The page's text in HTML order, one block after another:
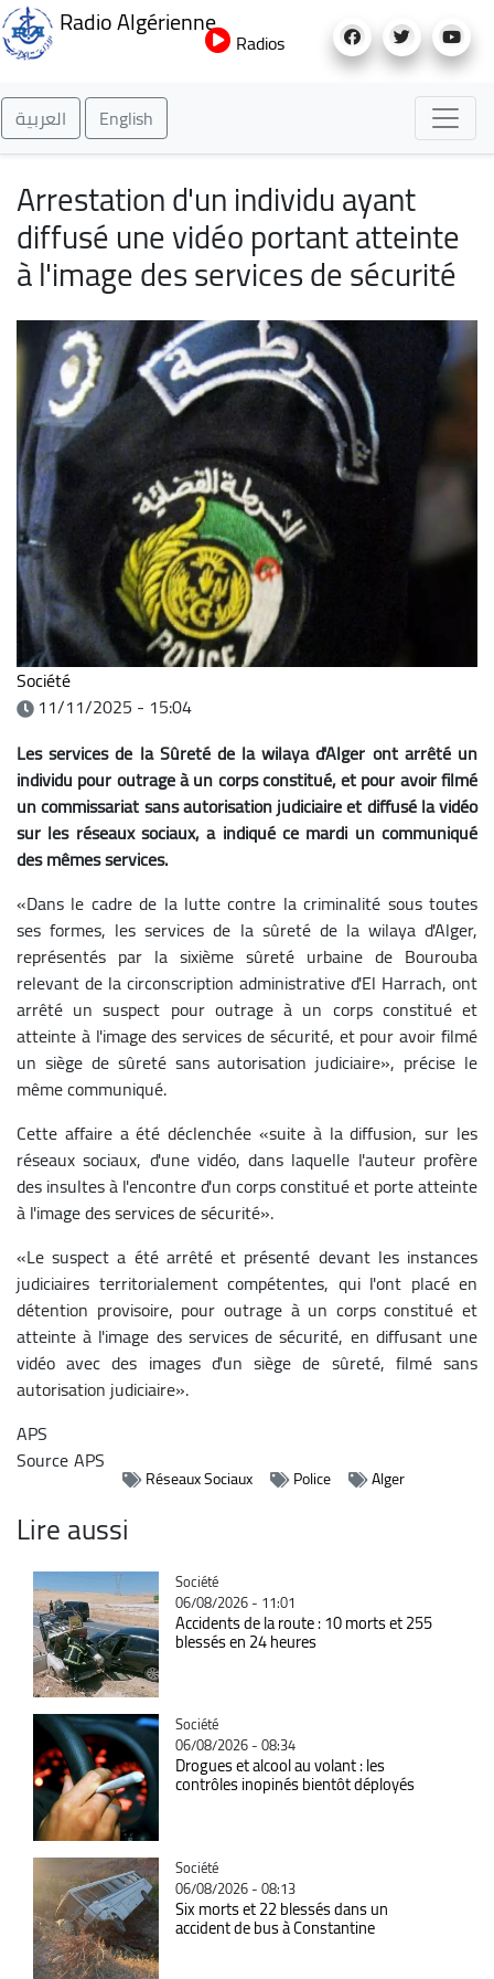
au
Radio Algérienne
Radios
العربية English
Arrestation d'un individu ayant
diffusé une vidéo portant atteinte
à l'image des services de sécurité
Société
11/11/2025 - 15:04
Les services de la Sûreté de la wilaya d'Alger ont arrêté un
individu pour outrage à un corps constitué, et pour avoir filmé
un commissariat sans autorisation judiciaire et diffusé la vidéo
sur les réseaux sociaux, a indiqué ce mardi un communiqué
des mêmes services.
«Dans le cadre de la lutte contre la criminalité sous toutes
ses formes, les services de la sûreté de la wilaya d'Alger,
représentés par la sixième sûreté urbaine de Bourouba
relevant de la circonscription administrative d'El Harrach, ont
arrêté un suspect pour outrage à un corps constitué et
atteinte à l'image des services de sécurité, et pour avoir filmé
un siège de sûreté sans autorisation judiciaire», précise le
même communiqué.
Cette affaire a été déclenchée «suite à la diffusion, sur les
réseaux sociaux, d'une vidéo, dans laquelle l'auteur profère
des insultes à l'encontre d'un corps constitué et porte atteinte
à l'image des services de sécurité».
«Le suspect a été arrêté et présenté devant les instances
judiciaires territorialement compétentes, qui l'ont placé en
détention provisoire, pour outrage à un corps constitué et
atteinte à l'image des services de sécurité, en diffusant une
vidéo avec des images d'un siège de sûreté, filmé sans
autorisation judiciaire».
APS
SourceAPS
Réseaux Sociaux Police Alger
Lire aussi
Catégorie
Société
06/08/2026 - 11:01
Accidents de la route : 10 morts et 255
blessés en 24 heures
Catégorie
Société
06/08/2026 - 08:34
Drogues et alcool au volant : les
contrôles inopinés bientôt déployés
Catégorie
Société
06/08/2026 - 08:13
Six morts et 22 blessés dans un
accident de bus à Constantine